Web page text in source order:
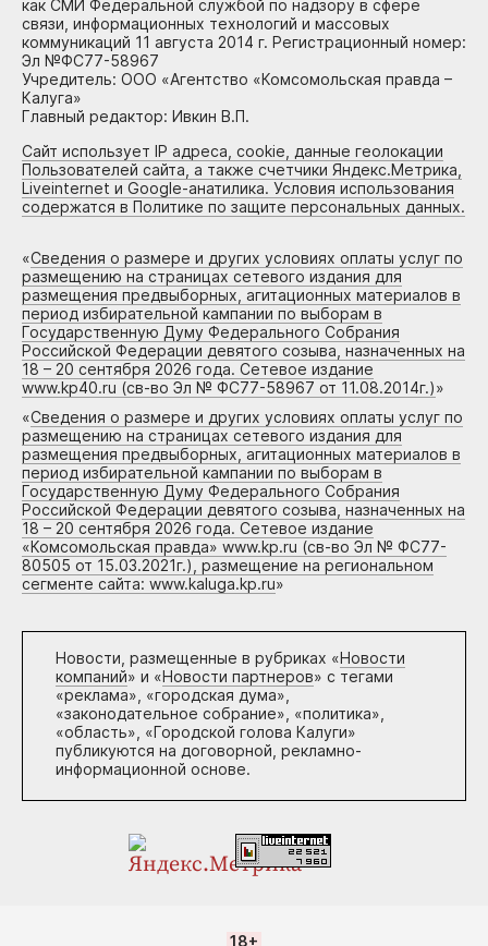
как СМИ Федеральной службой по надзору в сфере
связи, информационных технологий и массовых
коммуникаций 11 августа 2014 г. Регистрационный номер:
Эл №ФС77-58967
Учредитель: ООО «Агентство «Комсомольская правда –
Калуга»
Главный редактор: Ивкин В.П.
Сайт использует IP адреса, cookie, данные геолокации
Пользователей сайта, а также счетчики Яндекс.Метрика,
Liveinternet и Google-анатилика. Условия использования
содержатся в Политике по защите персональных данных.
«Сведения о размере и других условиях оплаты услуг по
размещению на страницах сетевого издания для
размещения предвыборных, агитационных материалов в
период избирательной кампании по выборам в
Государственную Думу Федерального Собрания
Российской Федерации девятого созыва, назначенных на
18 – 20 сентября 2026 года. Сетевое издание
www.kp40.ru (св-во Эл № ФС77-58967 от 11.08.2014г.)»
«Сведения о размере и других условиях оплаты услуг по
размещению на страницах сетевого издания для
размещения предвыборных, агитационных материалов в
период избирательной кампании по выборам в
Государственную Думу Федерального Собрания
Российской Федерации девятого созыва, назначенных на
18 – 20 сентября 2026 года. Сетевое издание
«Комсомольская правда» www.kp.ru (св-во Эл № ФС77-
80505 от 15.03.2021г.), размещение на региональном
сегменте сайта: www.kaluga.kp.ru»
Новости, размещенные в рубриках «Новости
компаний» и «Новости партнеров» с тегами
«реклама», «городская дума»,
«законодательное собрание», «политика»,
«область», «Городской голова Калуги»
публикуются на договорной, рекламно-
информационной основе.
18+